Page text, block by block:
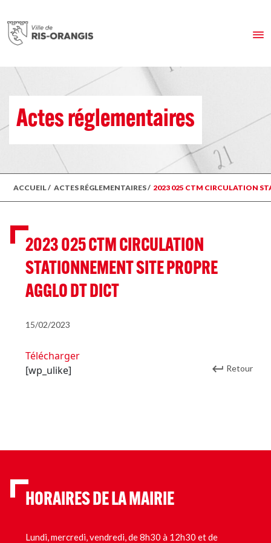
Actes réglementaires
ACCUEIL/ ACTES RÉGLEMENTAIRES/ 2023 025 CTM CIRCULATION
2023 025 CTM CIRCULATION
STATIONNEMENT SITE PROPRE
AGGLO DT DICT
15/02/2023
Télécharger
[wp_ulike]
Retour
HORAIRES DE LA MAIRIE
Lundi, mercredi, vendredi, de 8h30 à 12h30 et de